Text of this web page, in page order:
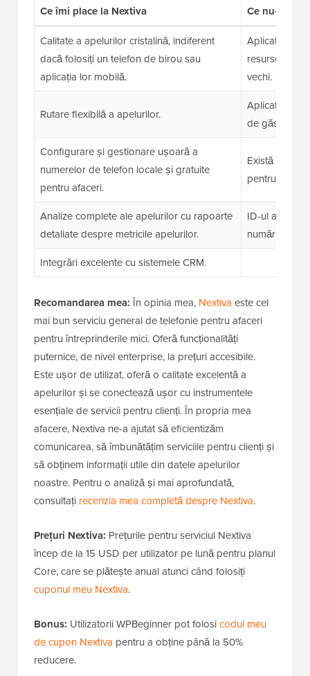
Ce îmi place la Nextiva Ce nu-mi
Calitate a apelurilor cristalină, indiferent
dacă folosiți un telefon de birou sau
aplicația lor mobilă.
Aplicația
resurse și
vechi.
Rutare flexibilă a apelurilor.
Aplicația
de găsit
Configurare și gestionare ușoară a
numerelor de telefon locale și gratuite
pentru afaceri.
Există timpi
pentru
Analize complete ale apelurilor cu rapoarte
detaliate despre metricile apelurilor.
ID-ul
numărul, dar
Integrări excelente cu sistemele CRM.
Recomandarea mea: În opinia mea, Nextiva este cel
mai bun serviciu general de telefonie pentru afaceri
pentru întreprinderile mici. Oferă funcționalități
puternice, de nivel enterprise, la prețuri accesibile.
Este ușor de utilizat, oferă o calitate excelentă a
apelurilor și se conectează ușor cu instrumentele
esențiale de servicii pentru clienți. În propria mea
afacere, Nextiva ne-a ajutat să eficientizăm
comunicarea, să îmbunătățim serviciile pentru clienți și
să obținem informații utile din datele apelurilor
noastre. Pentru o analiză și mai aprofundată,
consultați recenzia mea completă despre Nextiva.
Prețuri Nextiva: Prețurile pentru serviciul Nextiva
încep de la 15 USD per utilizator pe lună pentru planul
Core, care se plătește anual atunci când folosiți
cuponul meu Nextiva.
Bonus: Utilizatorii WPBeginner pot folosicodul meu
de cupon Nextiva pentru a obține până la 50%
reducere.